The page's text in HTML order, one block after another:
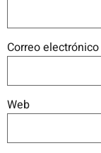
Correo electrónico
Web